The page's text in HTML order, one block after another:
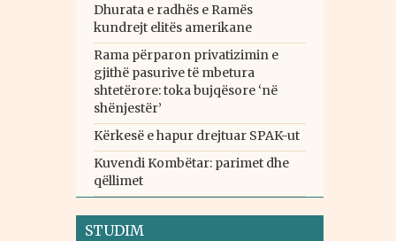
Dhurata e radhës e Ramës
kundrejt elitës amerikane
Rama përparon privatizimin e
gjithë pasurive të mbetura
shtetërore: toka bujqësore ‘në
shënjestër’
Kërkesë e hapur drejtuar SPAK-ut
Kuvendi Kombëtar: parimet dhe
qëllimet
STUDIM